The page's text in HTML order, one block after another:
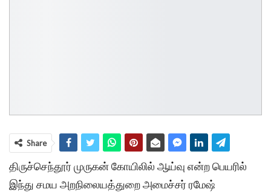
Share
திருச்செந்தூர் முருகன் கோயிலில் ஆய்வு என்ற பெயரில்
இந்து சமய அறநிலையத்துறை அமைச்சர் ரமேஷ்